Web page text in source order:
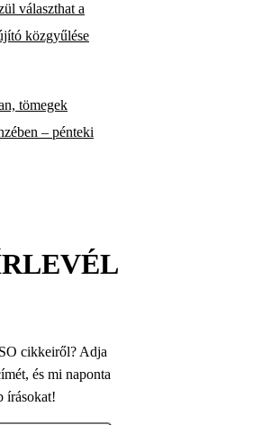
választhat a
közgyűlése
tömegek
– pénteki
cikkeiről? Adja
és mi naponta
írásokat!